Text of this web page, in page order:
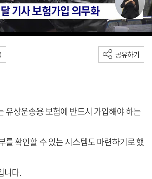
공유하기
유상운송용 보험에 반드시 가입해야 하는
를 확인할 수 있는 시스템도 마련하기로 했
니다.